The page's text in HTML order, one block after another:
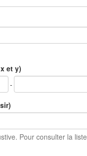
et y)
-
Pour consulter la liste